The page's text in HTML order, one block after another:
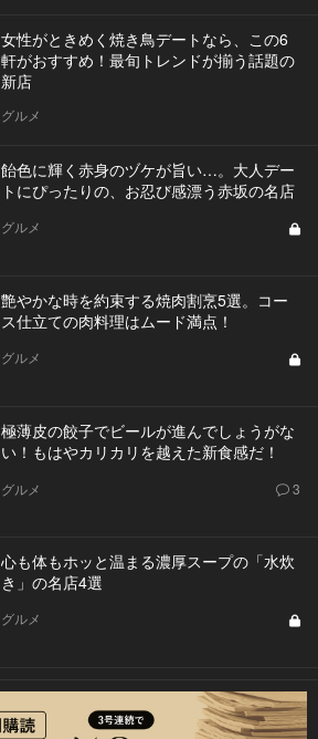
女性がときめく焼き鳥デートなら、この6
軒がおすすめ！最旬トレンドが揃う話題の
新店
グルメ
飴色に輝く赤身のヅケが旨い…。大人デー
トにぴったりの、お忍び感漂う赤坂の名店
グルメ
艶やかな時を約束する焼肉割烹5選。コー
ス仕立ての肉料理はムード満点！
グルメ
極薄皮の餃子でビールが進んでしょうがな
い！もはやカリカリを越えた新食感だ！
グルメ 3
心も体もホッと温まる濃厚スープの「水炊
き」の名店4選
グルメ